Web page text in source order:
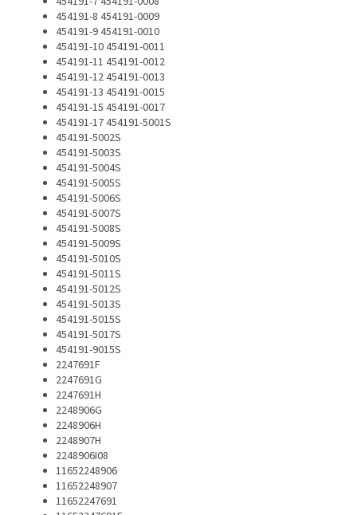
454191-8 454191-0009
454191-9 454191-0010
454191-10 454191-0011
454191-11 454191-0012
454191-12 454191-0013
454191-13 454191-0015
454191-15 454191-0017
454191-17 454191-5001S
454191-5002S
454191-5003S
454191-5004S
454191-5005S
454191-5006S
454191-5007S
454191-5008S
454191-5009S
454191-5010S
454191-5011S
454191-5012S
454191-5013S
454191-5015S
454191-5017S
454191-9015S
2247691F
2247691G
2247691H
2248906G
2248906H
2248907H
2248906I08
11652248906
11652248907
11652247691